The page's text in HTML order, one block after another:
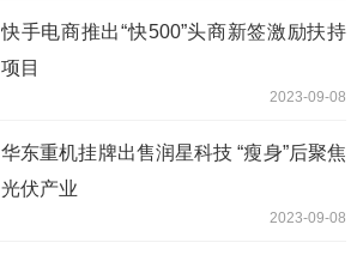
快手电商推出“快500”头商新签激励扶持
项目
2023-09-08
华东重机挂牌出售润星科技 “瘦身”后聚焦
光伏产业
2023-09-08